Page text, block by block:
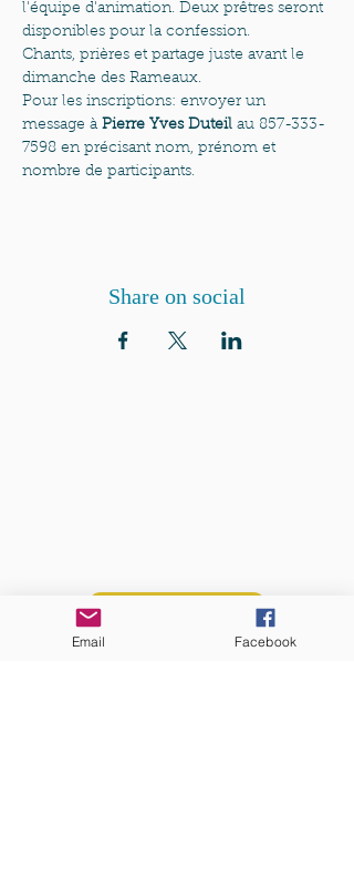
l'équipe d'animation. Deux prêtres seront
disponibles pour la confession.
Chants, prières et partage juste avant le
dimanche des Rameaux.
Pour les inscriptions: envoyer un
message à Pierre Yves Duteil au 857-333-
7598 en précisant nom, prénom et
nombre de participants.
Share on social
Email Facebook